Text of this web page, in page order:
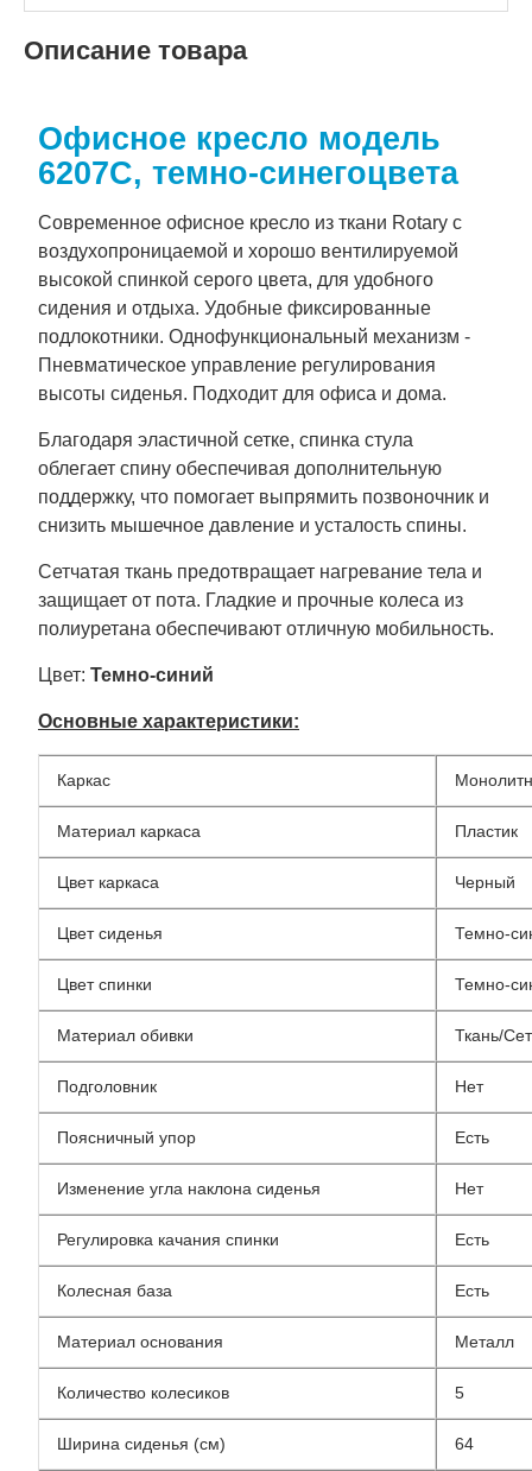
Описание товара
Офисное кресло модель
6207C, темно-синегоцвета
Современное офисное кресло из ткани Rotary с
воздухопроницаемой и хорошо вентилируемой
высокой спинкой серого цвета, для удобного
сидения и отдыха. Удобные фиксированные
подлокотники. Однофункциональный механизм -
Пневматическое управление регулирования
высоты сиденья. Подходит для офиса и дома.
Благодаря эластичной сетке, спинка стула
облегает спину обеспечивая дополнительную
поддержку, что помогает выпрямить позвоночник и
снизить мышечное давление и усталость спины.
Сетчатая ткань предотвращает нагревание тела и
защищает от пота. Гладкие и прочные колеса из
полиуретана обеспечивают отличную мобильность.
Цвет: Темно-синий
Основные характеристики:
Каркас
Материал каркаса Пластик
Цвет каркаса Черный
Цвет сиденья Темно-
Цвет спинки Темно-
Материал обивки Ткань/
Подголовник Нет
Поясничный упор Есть
Изменение угла наклона сиденья Нет
Регулировка качания спинки Есть
Колесная база Есть
Материал основания Металл
Количество колесиков 5
Ширина сиденья (см) 64